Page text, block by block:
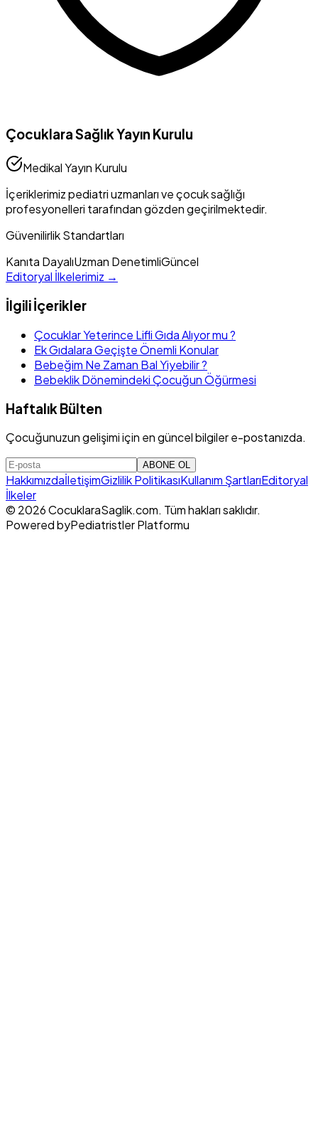
Çocuklara Sağlık Yayın Kurulu
Medikal Yayın Kurulu
İçeriklerimiz pediatri uzmanları ve çocuk sağlığı
profesyonelleri tarafından gözden geçirilmektedir.
Güvenilirlik Standartları
Kanıta DayalıUzman DenetimliGüncel
Editoryal İlkelerimiz →
İlgili İçerikler
Çocuklar Yeterince Lifli Gıda Alıyor mu ?
Ek Gıdalara Geçişte Önemli Konular
Bebeğim Ne Zaman Bal Yiyebilir ?
Bebeklik Dönemindeki Çocuğun Öğürmesi
Haftalık Bülten
Çocuğunuzun gelişimi için en güncel bilgiler e-postanızda.
ABONE OL
HakkımızdaİletişimGizlilik PolitikasıKullanım ŞartlarıEditoryal
İlkeler
© 2026 CocuklaraSaglik.com. Tüm hakları saklıdır.
Powered byPediatristler Platformu